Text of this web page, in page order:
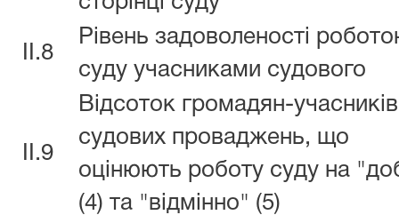
II.8
Рівень задоволеності
суду учасниками судового
II.9
Відсоток громадян-учасників
судових проваджень, що
оцінюють роботу суду на
(4) та "відмінно" (5)